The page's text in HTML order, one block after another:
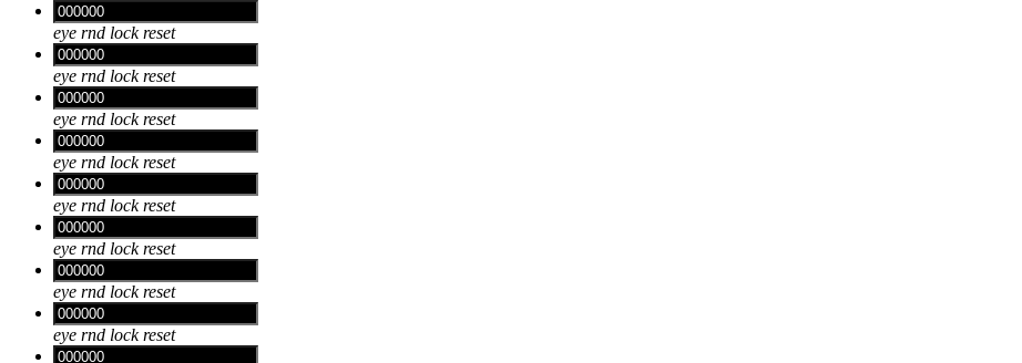
eye rnd lock reset
eye rnd lock reset
eye rnd lock reset
eye rnd lock reset
eye rnd lock reset
eye rnd lock reset
eye rnd lock reset
eye rnd lock reset